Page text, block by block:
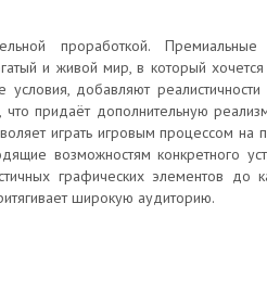
проработкой. Премиальные
и живой мир, в который хочется
добавляют
придаёт дополнительную
играть игровым процессом на
возможностям конкретного
графических элементов до
широкую аудиторию.